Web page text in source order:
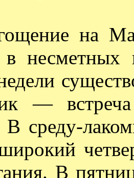
на
в
—
среду-
В